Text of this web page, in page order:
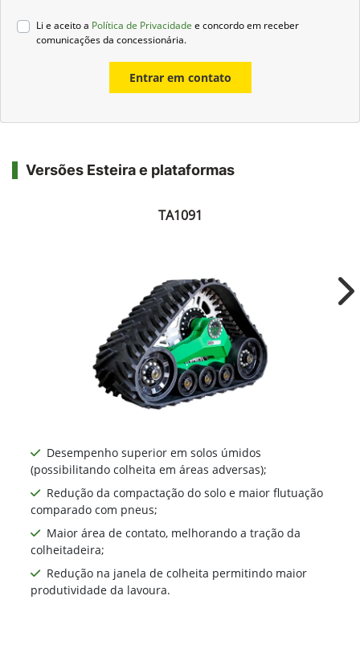
Li e aceito a Política de Privacidade e concordo em receber
comunicações da concessionária.
Entrar em contato
Versões Esteira e plataformas
TA1091
Desempenho superior em solos úmidos
(possibilitando colheita em áreas adversas);
Redução da compactação do solo e maior flutuação
comparado com pneus;
Maior área de contato, melhorando a tração da
colheitadeira;
Redução na janela de colheita permitindo maior
produtividade da lavoura.